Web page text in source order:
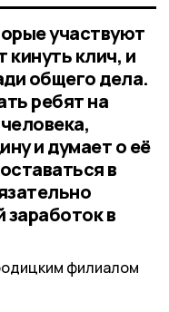
участвуют
клич, и
общего дела.
ребят на
и думает о её
в
в
филиалом